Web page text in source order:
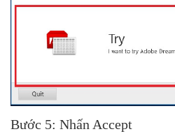
Bước 5: Nhấn Accept